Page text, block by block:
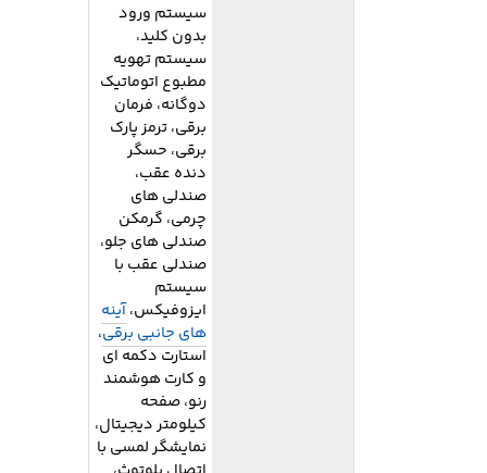
سیستم ورود
بدون کلید،
سیستم تهویه
مطبوع اتوماتیک
دوگانه، فرمان
برقی، ترمز پارک
برقی، حسگر
دنده عقب،
صندلی های
چرمی، گرمکن
صندلی های جلو،
صندلی عقب با
سیستم
ایزوفیکس،آینه
های جانبی برقی،
استارت دکمه ای
و کارت هوشمند
رنو، صفحه
کیلومتر دیجیتال،
نمایشگر لمسی با